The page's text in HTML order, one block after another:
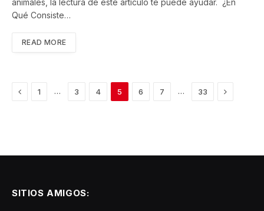
Qué Consiste…
READ MORE
Previous
1 … 3 4 5 6 7 … 33 Next
SITIOS AMIGOS: